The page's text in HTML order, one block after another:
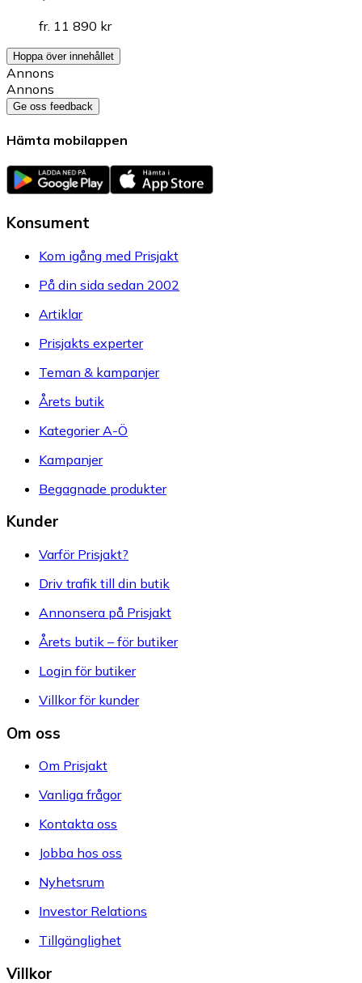
fr. 11 890 kr
Hoppa över innehållet
Annons
Annons
Ge oss feedback
Hämta mobilappen
Konsument
Kom igång med Prisjakt
På din sida sedan 2002
Artiklar
Prisjakts experter
Teman & kampanjer
Årets butik
Kategorier A-Ö
Kampanjer
Begagnade produkter
Kunder
Varför Prisjakt?
Driv trafik till din butik
Annonsera på Prisjakt
Årets butik – för butiker
Login för butiker
Villkor för kunder
Om oss
Om Prisjakt
Vanliga frågor
Kontakta oss
Jobba hos oss
Nyhetsrum
Investor Relations
Tillgänglighet
Villkor